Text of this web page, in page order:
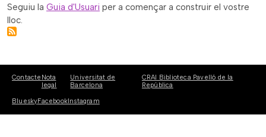
Seguiu la Guia d'Usuari per a començar a construir el vostre
lloc.
Contacte Nota
legal
Universitat de
Barcelona
CRAI Biblioteca Pavelló de la
República
BlueskyFacebookInstagram